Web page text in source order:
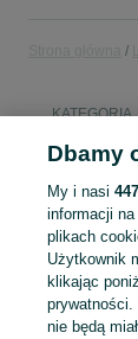
KATEGORIA
Mapa kategorii
Dbamy
My i nasi 447
informacji
plikach
Użytkownik
klikając
prywatności.
nie będą